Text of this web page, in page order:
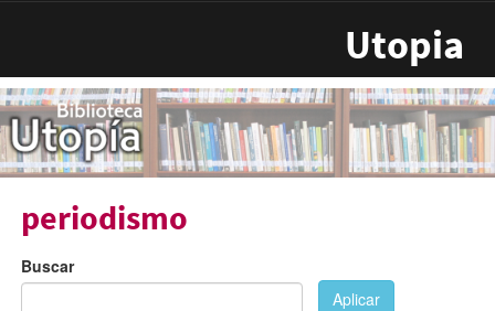
Utopia
periodismo
Buscar
Aplicar